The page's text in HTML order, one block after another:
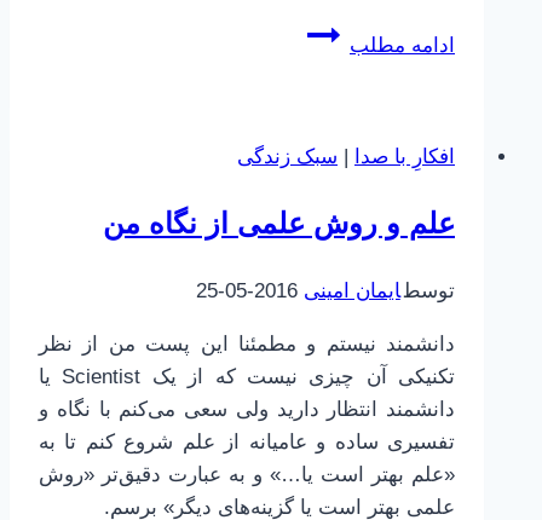
ادامه مطلب
افکارِ
افکارِ با صدا | سبک زندگی
علم و روش علمی از نگاه من
توسطایمان امینی 2016-05-25
دانشمند نیستم و مطمئنا این پست من از نظر
تکنیکی آن چیزی نیست که از یک Scientist یا
دانشمند انتظار دارید ولی سعی می‌کنم با نگاه و
تفسیری ساده و عامیانه از علم شروع کنم تا به
«علم بهتر است یا…» و به عبارت دقیق‌تر «روش
علمی بهتر است یا گزینه‌های دیگر» برسم.